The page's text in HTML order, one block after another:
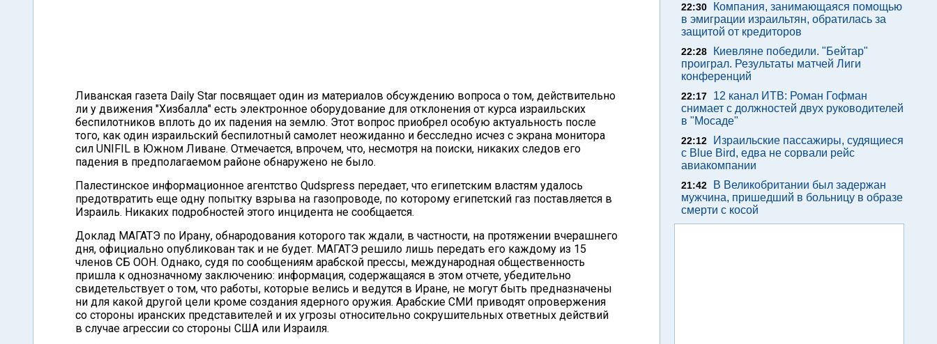
Ливанская газета Daily Star посвящает один из материалов обсуждению вопроса о том, действительно
ли у движения "Хизбалла" есть электронное оборудование для отклонения от курса израильских
беспилотников вплоть до их падения на землю. Этот вопрос приобрел особую актуальность после
того, как один израильский беспилотный самолет неожиданно и бесследно исчез с экрана монитора
сил UNIFIL в Южном Ливане. Отмечается, впрочем, что, несмотря на поиски, никаких следов его
падения в предполагаемом районе обнаружено не было.
Палестинское информационное агентство Qudspress передает, что египетским властям удалось
предотвратить еще одну попытку взрыва на газопроводе, по которому египетский газ поставляется в
Израиль. Никаких подробностей этого инцидента не сообщается.
Доклад МАГАТЭ по Ирану, обнародования которого так ждали, в частности, на протяжении вчерашнего
дня, официально опубликован так и не будет. МАГАТЭ решило лишь передать его каждому из 15
членов СБ ООН. Однако, судя по сообщениям арабской прессы, международная общественность
пришла к однозначному заключению: информация, содержащаяся в этом отчете, убедительно
свидетельствует о том, что работы, которые велись и ведутся в Иране, не могут быть предназначены
ни для какой другой цели кроме создания ядерного оружия. Арабские СМИ приводят опровержения
со стороны иранских представителей и их угрозы относительно сокрушительных ответных действий
в случае агрессии со стороны США или Израиля.
22:30
Компания, занимающаяся помощью
в эмиграции израильтян, обратилась за
защитой от кредиторов
22:28
Киевляне победили. "Бейтар"
проиграл. Результаты матчей Лиги
конференций
22:17
12 канал ИТВ: Роман Гофман
снимает с должностей двух руководителей
в "Мосаде"
22:12
Израильские пассажиры, судящиеся
с Blue Bird, едва не сорвали рейс
авиакомпании
21:42
В Великобритании был задержан
мужчина, пришедший в больницу в образе
смерти с косой